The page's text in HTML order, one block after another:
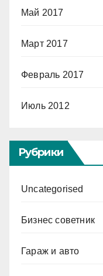
Май 2017
Март 2017
Февраль 2017
Июль 2012
Рубрики
Uncategorised
Бизнес советник
Гараж и авто